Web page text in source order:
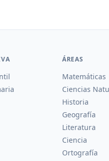
ÁREAS
Matemáticas
Ciencias
Historia
Geografía
Literatura
Ciencia
Ortografía